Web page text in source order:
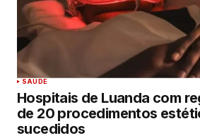
SAUDE
Hospitais de Luanda com
de 20 procedimentos
sucedidos